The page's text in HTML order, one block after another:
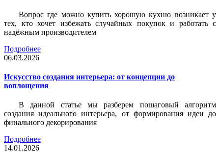
Вопрос где можно купить хорошую кухню возникает у
тех, кто хочет избежать случайных покупок и работать с
надёжным производителем
Подробнее
06.03.2026
Искусство создания интерьера: от концепции до
воплощения
В данной статье мы разберем пошаговый алгоритм
создания идеального интерьера, от формирования идеи до
финального декорирования
Подробнее
14.01.2026